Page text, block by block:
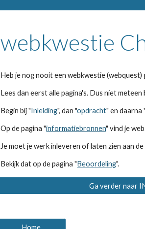
webkwestie
Heb je nog nooit een webkwestie (webquest)
Lees dan eerst alle pagina's. Dus niet
Begin bij "Inleiding", dan "opdracht" en daarna
Op de pagina "informatiebronnen" vind je
Je moet je werk inleveren of laten zien aan
Bekijk dat op de pagina "Beoordeling".
Ga verder naar
Home